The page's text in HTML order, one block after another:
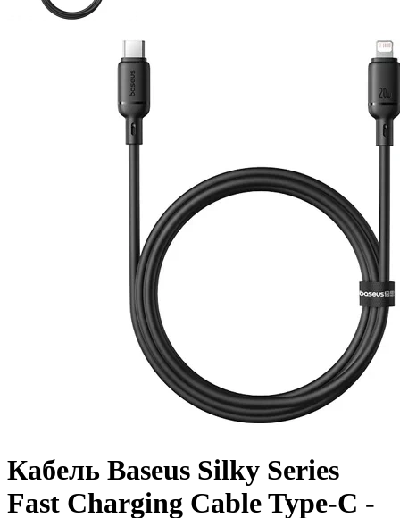
Кабель Baseus Silky Series
Fast Charging Cable Type-C -